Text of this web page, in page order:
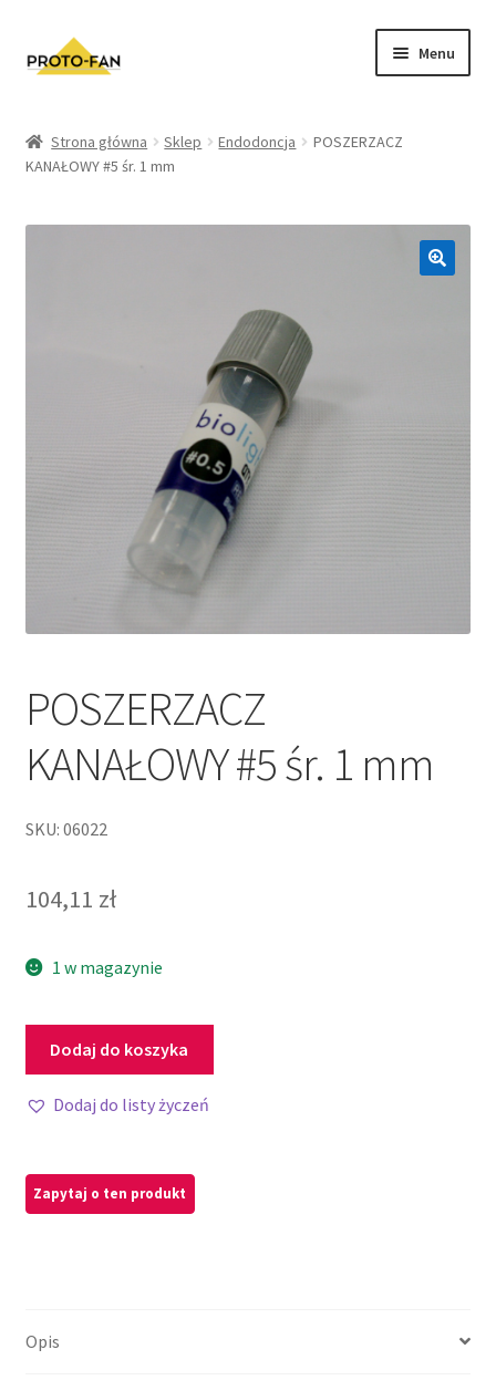
Menu
Kursy Stomatologiczne
O nas
Polityka prywatności
Strona główna Sklep Endodoncja
POSZERZACZ
KANAŁOWY #5 śr. 1 mm
POSZERZACZ
KANAŁOWY #5 śr. 1 mm
SKU: 06022
104,11 zł
1 w magazynie
Dodaj do koszyka
Dodaj do listy życzeń
Opis